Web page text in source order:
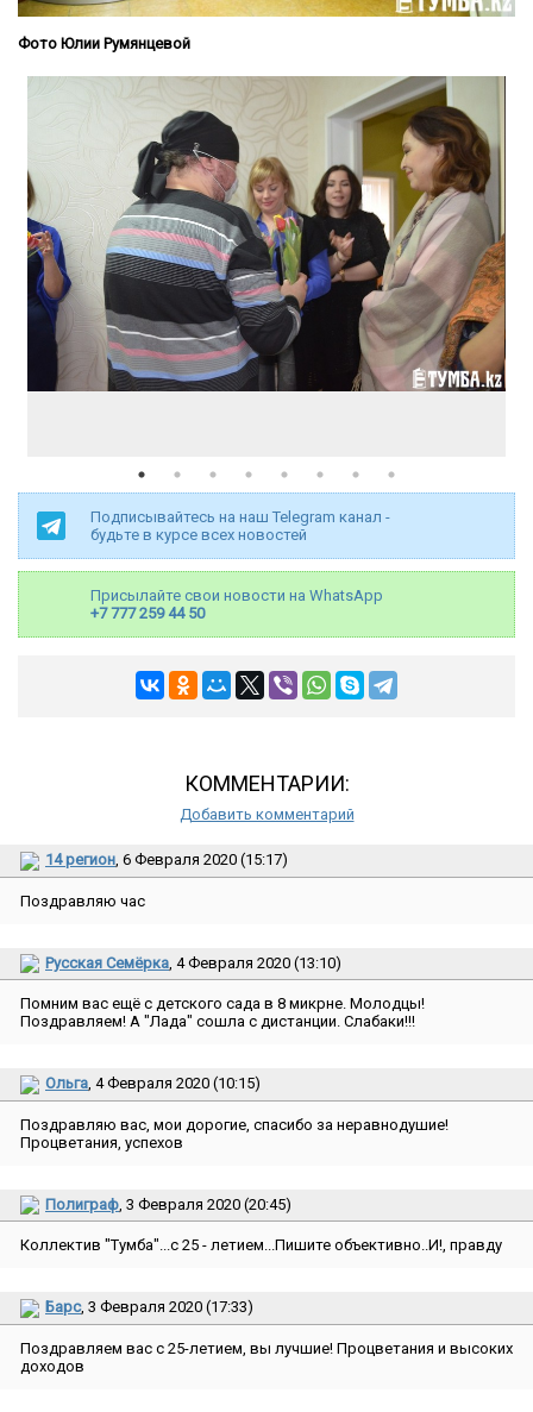
Фото Юлии Румянцевой
Подписывайтесь на наш Telegram канал -
будьте в курсе всех новостей
Присылайте свои новости на WhatsApp
+7 777 259 44 50
КОММЕНТАРИИ:
Добавить комментарий
14 регион , 6 Февраля 2020 (15:17)
Поздравляю час
Русская Семёрка , 4 Февраля 2020 (13:10)
Помним вас ещё с детского сада в 8 микрне. Молодцы!
Поздравляем! А ″Лада″ сошла с дистанции. Слабаки!!!
Ольга, 4 Февраля 2020 (10:15)
Поздравляю вас, мои дорогие, спасибо за неравнодушие!
Процветания, успехов
Полиграф , 3 Февраля 2020 (20:45)
Коллектив ″Тумба″...с 25 - летием...Пишите объективно..И!, правду
Барс, 3 Февраля 2020 (17:33)
Поздравляем вас с 25-летием, вы лучшие! Процветания и высоких
доходов